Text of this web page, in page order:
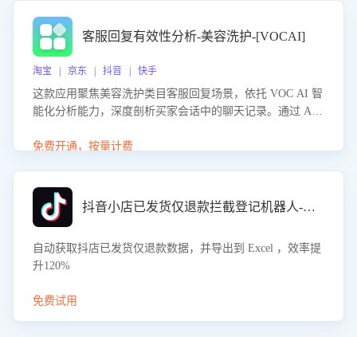
客服回复有效性分析-美容洗护-[VOCAI]
淘宝 | 京东 | 抖音 | 快手
这款应用聚焦美容洗护类目客服回复场景，依托 VOC AI 智
能化分析能力，深度剖析买家会话中的聊天记录。通过 AI
答的有效性与完整性，输出针对性改进策略，助力商家快速
免费开通，按量计费
抖音小店已发货仅退款拦截登记机器人-八爪鱼
自动获取抖店已发货仅退款数据，并导出到 Excel ，效率提
升120%
免费试用